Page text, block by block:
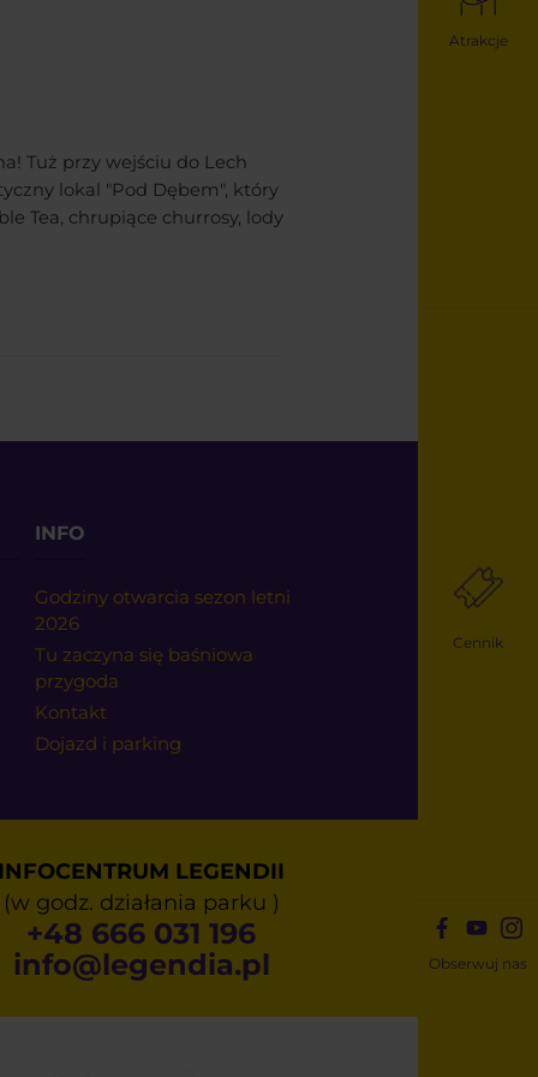
Atrakcje
Cennik
Obserwuj nas
Tuż przy wejściu do Lech
lokal "Pod Dębem", który
Tea, chrupiące churrosy, lody
INFO
Godziny otwarcia sezon letni
2026
Tu zaczyna się baśniowa
przygoda
Kontakt
Dojazd i parking
INFOCENTRUM LEGENDII
(w godz. działania parku )
+48 666 031 196
info@legendia.pl